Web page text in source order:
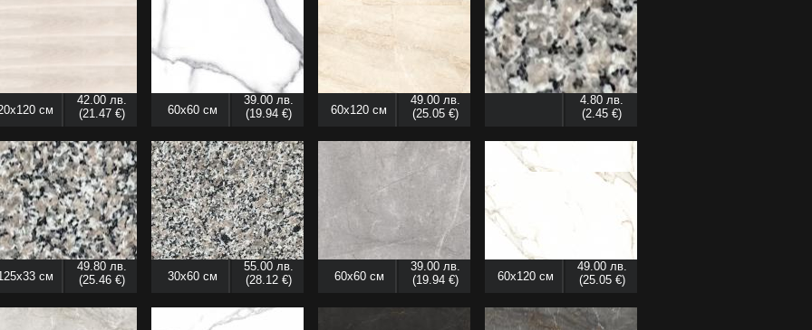
см
42.00 лв.
(21.47 €)
60x60 см
39.00 лв.
(19.94 €)
60x120 см
49.00 лв.
(25.05 €)
4.80 лв.
(2.45 €)
см
49.80 лв.
(25.46 €)
30x60 см
55.00 лв.
(28.12 €)
60x60 см
39.00 лв.
(19.94 €)
60x120 см
49.00 лв.
(25.05 €)